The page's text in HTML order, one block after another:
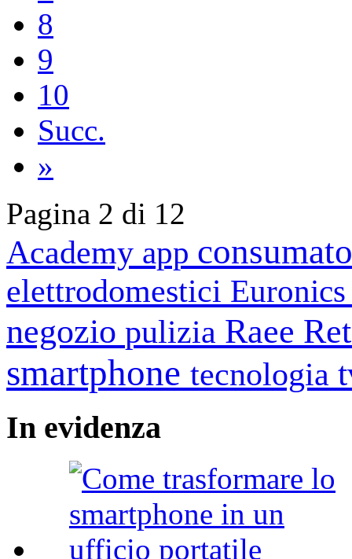
8
9
10
Succ.
»
Pagina 2 di 12
Academy app
elettrodomestici
negozio pulizia Raee
smartphone tecnologia
In evidenza